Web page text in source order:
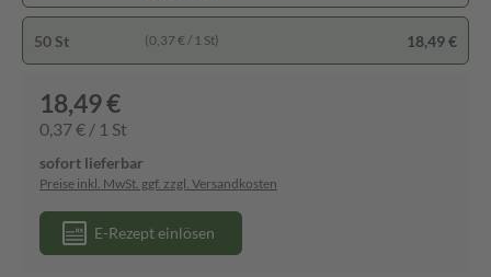
50 St (0,37 € / 1 St) 18,49 €
18,49 €
0,37 € / 1 St
sofort lieferbar
Preise inkl. MwSt. ggf. zzgl. Versandkosten
E-Rezept einlösen